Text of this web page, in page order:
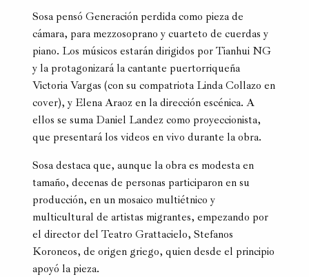
Sosa pensó Generación perdida como pieza de
cámara, para mezzosoprano y cuarteto de cuerdas y
piano. Los músicos estarán dirigidos por Tianhui NG
y la protagonizará la cantante puertorriqueña
Victoria Vargas (con su compatriota Linda Collazo en
cover), y Elena Araoz en la dirección escénica. A
ellos se suma Daniel Landez como proyeccionista,
que presentará los videos en vivo durante la obra.
Sosa destaca que, aunque la obra es modesta en
tamaño, decenas de personas participaron en su
producción, en un mosaico multiétnico y
multicultural de artistas migrantes, empezando por
el director del Teatro Grattacielo, Stefanos
Koroneos, de origen griego, quien desde el principio
apoyó la pieza.